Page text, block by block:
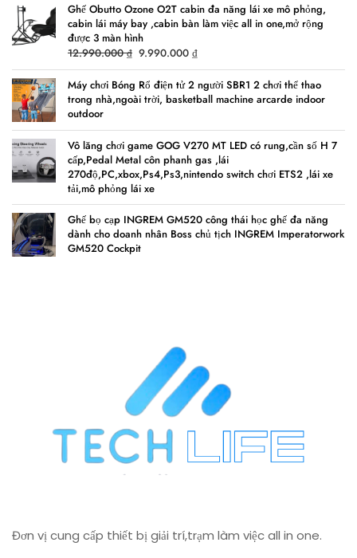
Ghế Obutto Ozone O2T cabin đa năng lái xe mô phỏng,
cabin lái máy bay ,cabin bàn làm việc all in one,mở rộng
được 3 màn hình
12.990.000₫ Original
price
was:
12.990.000 ₫.
9.990.000 ₫
price
is:
9.990.000 ₫.
Máy chơi Bóng Rổ điện tử 2 người SBR1 2 chơi thể thao
trong nhà,ngoài trời, basketball machine arcarde indoor
outdoor
Vô lăng chơi game GOG V270 MT LED có rung,cần số H 7
cấp,Pedal Metal côn phanh gas ,lái
270độ,PC,xbox,Ps4,Ps3,nintendo switch chơi ETS2 ,lái xe
tải,mô phỏng lái xe
Ghế bọ cạp INGREM GM520 công thái học ghế đa năng
dành cho doanh nhân Boss chủ tịch INGREM Imperatorwork
GM520 Cockpit
Đơn vị cung cấp thiết bị giải trí,trạm làm việc all in one.